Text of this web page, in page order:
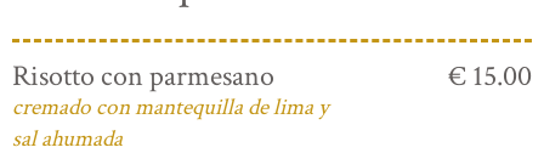
Risotto con parmesano
cremado con mantequilla de lima y
sal ahumada
€ 15.00